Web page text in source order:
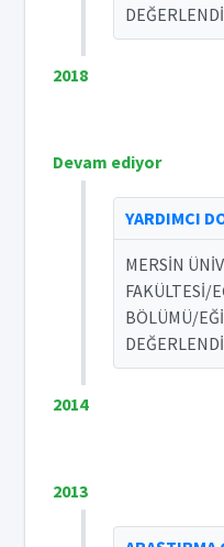
2018
Devam ediyor
YARDIMCI
MERSİN
FAKÜLTESİ/
BÖLÜMÜ/
2014
2013